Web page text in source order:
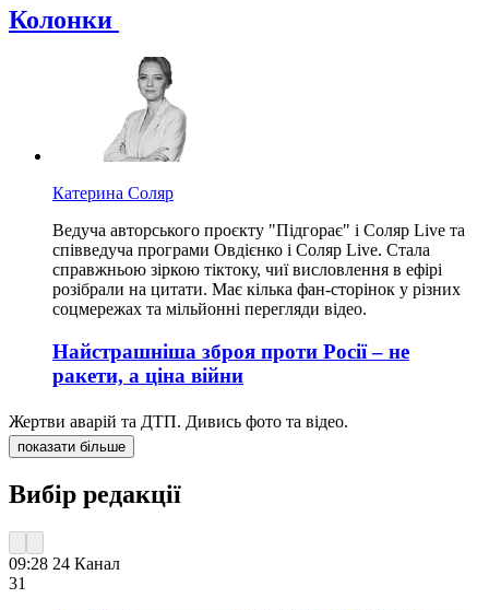
Колонки
Катерина Соляр
Ведуча авторського проєкту "Підгорає" і Соляр Live та
співведуча програми Овдієнко і Соляр Live. Стала
справжньою зіркою тіктоку, чиї висловлення в ефірі
розібрали на цитати. Має кілька фан-сторінок у різних
соцмережах та мільйонні перегляди відео.
Найстрашніша зброя проти Росії – не
ракети, а ціна війни
Жертви аварій та ДТП. Дивись фото та відео.
показати більше
Вибір редакції
09:28 24 Канал
31